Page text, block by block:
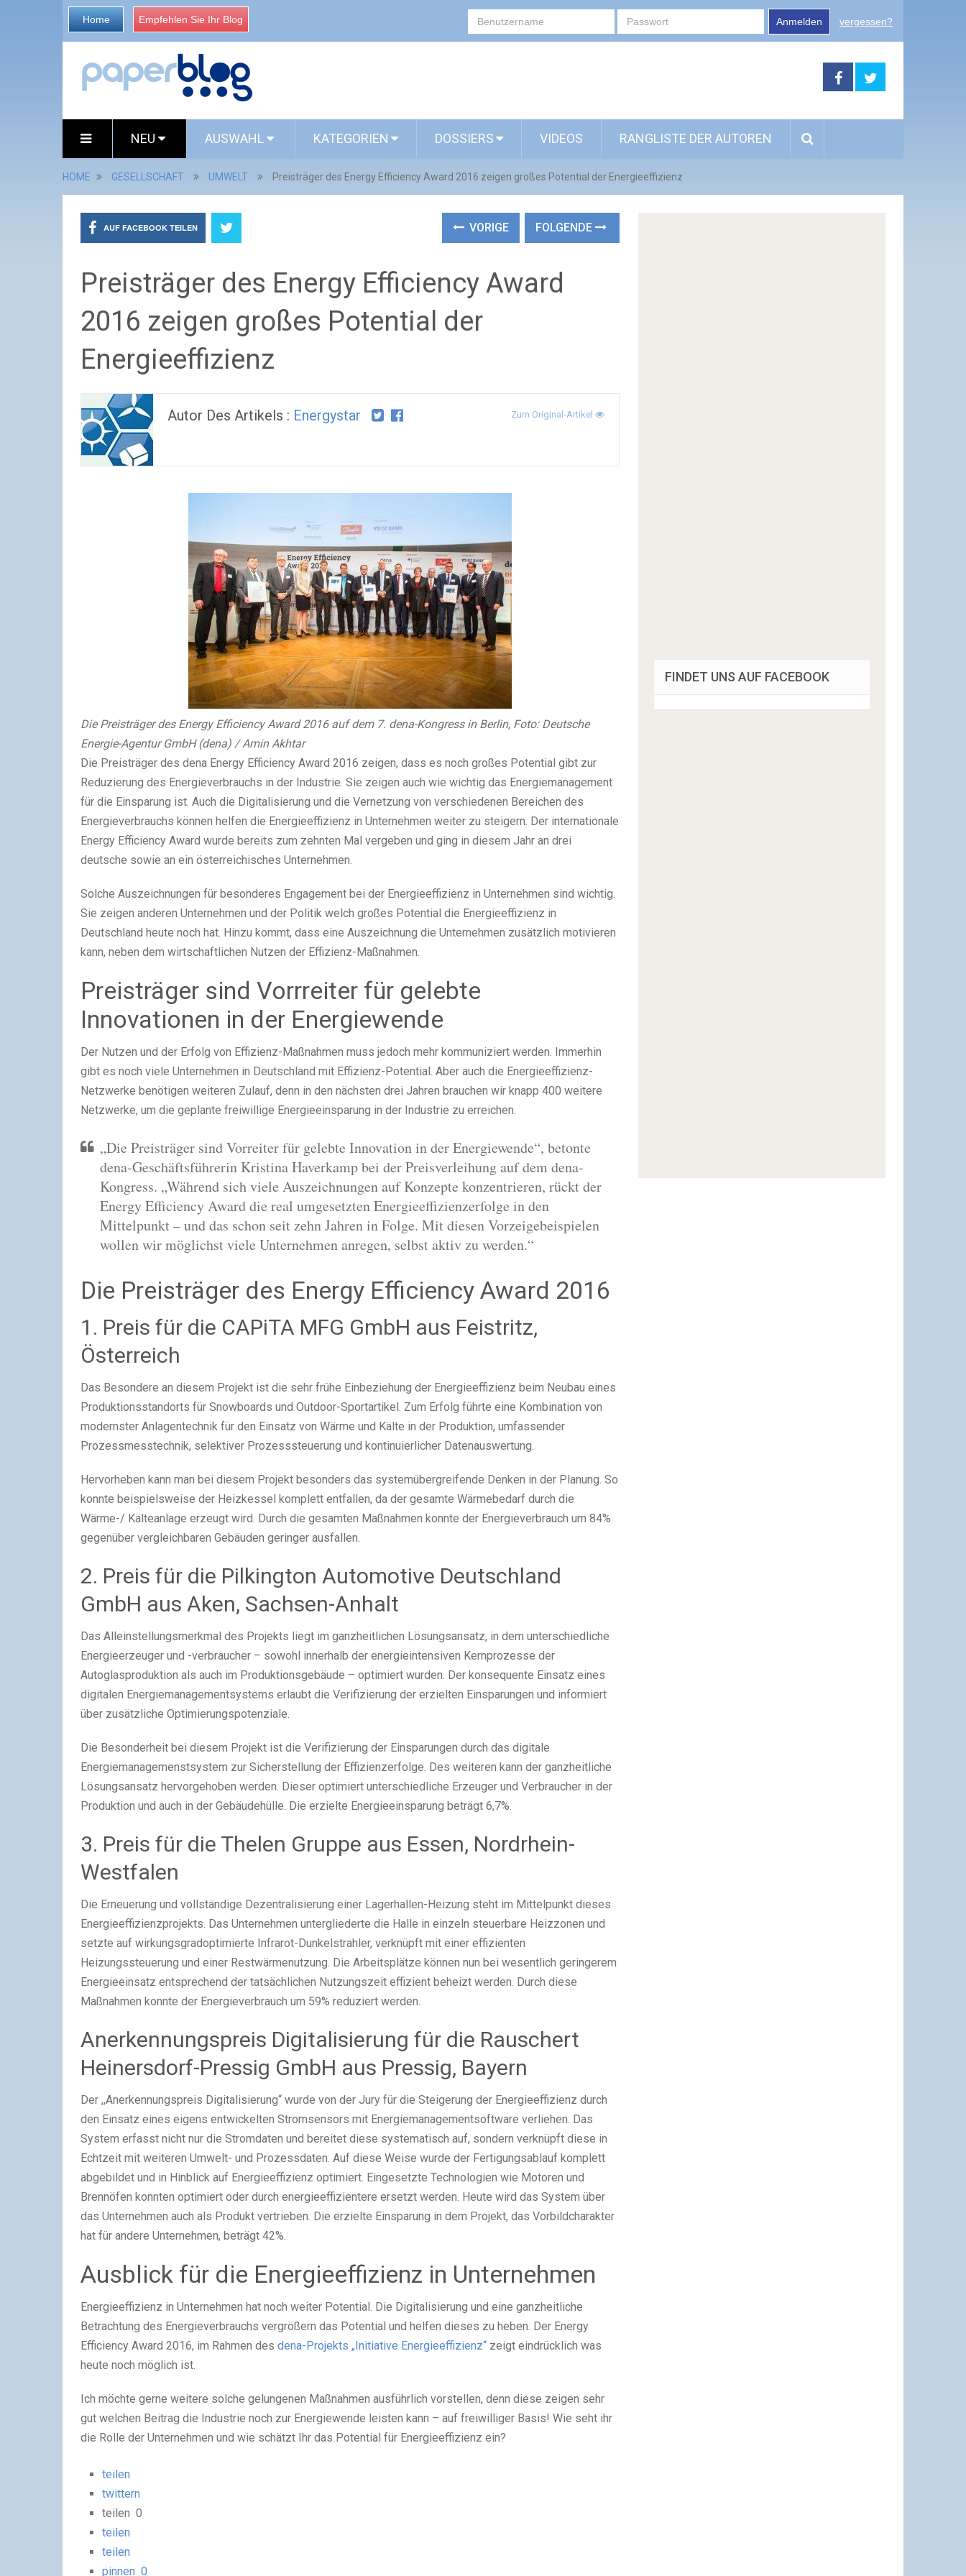
Home Empfehlen Sie Ihr Blog Anmelden vergessen?
NEU AUSWAHL KATEGORIEN DOSSIERS VIDEOS RANGLISTE DER AUTOREN
HOME GESELLSCHAFT UMWELT Preisträger des Energy Efficiency Award 2016 zeigen großes Potential der Energieeffizienz
AUF FACEBOOK TEILEN VORIGE FOLGENDE
Preisträger des Energy Efficiency Award
2016 zeigen großes Potential der
Energieeffizienz
Autor Des Artikels : Energystar Zum Original-Artikel
Die Preisträger des Energy Efficiency Award 2016 auf dem 7. dena-Kongress in Berlin, Foto: Deutsche
Energie-Agentur GmbH (dena) / Amin Akhtar
Die Preisträger des dena Energy Efficiency Award 2016 zeigen, dass es noch großes Potential gibt zur
Reduzierung des Energieverbrauchs in der Industrie. Sie zeigen auch wie wichtig das Energiemanagement
für die Einsparung ist. Auch die Digitalisierung und die Vernetzung von verschiedenen Bereichen des
Energieverbrauchs können helfen die Energieeffizienz in Unternehmen weiter zu steigern. Der internationale
Energy Efficiency Award wurde bereits zum zehnten Mal vergeben und ging in diesem Jahr an drei
deutsche sowie an ein österreichisches Unternehmen.
Solche Auszeichnungen für besonderes Engagement bei der Energieeffizienz in Unternehmen sind wichtig.
Sie zeigen anderen Unternehmen und der Politik welch großes Potential die Energieeffizienz in
Deutschland heute noch hat. Hinzu kommt, dass eine Auszeichnung die Unternehmen zusätzlich motivieren
kann, neben dem wirtschaftlichen Nutzen der Effizienz-Maßnahmen.
Preisträger sind Vorrreiter für gelebte
Innovationen in der Energiewende
Der Nutzen und der Erfolg von Effizienz-Maßnahmen muss jedoch mehr kommuniziert werden. Immerhin
gibt es noch viele Unternehmen in Deutschland mit Effizienz-Potential. Aber auch die Energieeffizienz-
Netzwerke benötigen weiteren Zulauf, denn in den nächsten drei Jahren brauchen wir knapp 400 weitere
Netzwerke, um die geplante freiwillige Energieeinsparung in der Industrie zu erreichen.
„Die Preisträger sind Vorreiter für gelebte Innovation in der Energiewende“, betonte
dena-Geschäftsführerin Kristina Haverkamp bei der Preisverleihung auf dem dena-
Kongress. „Während sich viele Auszeichnungen auf Konzepte konzentrieren, rückt der
Energy Efficiency Award die real umgesetzten Energieeffizienzerfolge in den
Mittelpunkt – und das schon seit zehn Jahren in Folge. Mit diesen Vorzeigebeispielen
wollen wir möglichst viele Unternehmen anregen, selbst aktiv zu werden.“
Die Preisträger des Energy Efficiency Award 2016
1. Preis für die CAPiTA MFG GmbH aus Feistritz,
Österreich
Das Besondere an diesem Projekt ist die sehr frühe Einbeziehung der Energieeffizienz beim Neubau eines
Produktionsstandorts für Snowboards und Outdoor-Sportartikel. Zum Erfolg führte eine Kombination von
modernster Anlagentechnik für den Einsatz von Wärme und Kälte in der Produktion, umfassender
Prozessmesstechnik, selektiver Prozesssteuerung und kontinuierlicher Datenauswertung.
Hervorheben kann man bei diesem Projekt besonders das systemübergreifende Denken in der Planung. So
konnte beispielsweise der Heizkessel komplett entfallen, da der gesamte Wärmebedarf durch die
Wärme-/ Kälteanlage erzeugt wird. Durch die gesamten Maßnahmen konnte der Energieverbrauch um 84%
gegenüber vergleichbaren Gebäuden geringer ausfallen.
2. Preis für die Pilkington Automotive Deutschland
GmbH aus Aken, Sachsen-Anhalt
Das Alleinstellungsmerkmal des Projekts liegt im ganzheitlichen Lösungsansatz, in dem unterschiedliche
Energieerzeuger und -verbraucher – sowohl innerhalb der energieintensiven Kernprozesse der
Autoglasproduktion als auch im Produktionsgebäude – optimiert wurden. Der konsequente Einsatz eines
digitalen Energiemanagementsystems erlaubt die Verifizierung der erzielten Einsparungen und informiert
über zusätzliche Optimierungspotenziale.
Die Besonderheit bei diesem Projekt ist die Verifizierung der Einsparungen durch das digitale
Energiemanagemenstsystem zur Sicherstellung der Effizienzerfolge. Des weiteren kann der ganzheitliche
Lösungsansatz hervorgehoben werden. Dieser optimiert unterschiedliche Erzeuger und Verbraucher in der
Produktion und auch in der Gebäudehülle. Die erzielte Energieeinsparung beträgt 6,7%.
3. Preis für die Thelen Gruppe aus Essen, Nordrhein-
Westfalen
Die Erneuerung und vollständige Dezentralisierung einer Lagerhallen-Heizung steht im Mittelpunkt dieses
Energieeffizienzprojekts. Das Unternehmen untergliederte die Halle in einzeln steuerbare Heizzonen und
setzte auf wirkungsgradoptimierte Infrarot-Dunkelstrahler, verknüpft mit einer effizienten
Heizungssteuerung und einer Restwärmenutzung. Die Arbeitsplätze können nun bei wesentlich geringerem
Energieeinsatz entsprechend der tatsächlichen Nutzungszeit effizient beheizt werden. Durch diese
Maßnahmen konnte der Energieverbrauch um 59% reduziert werden.
Anerkennungspreis Digitalisierung für die Rauschert
Heinersdorf-Pressig GmbH aus Pressig, Bayern
Der ,,Anerkennungspreis Digitalisierung“ wurde von der Jury für die Steigerung der Energieeffizienz durch
den Einsatz eines eigens entwickelten Stromsensors mit Energiemanagementsoftware verliehen. Das
System erfasst nicht nur die Stromdaten und bereitet diese systematisch auf, sondern verknüpft diese in
Echtzeit mit weiteren Umwelt- und Prozessdaten. Auf diese Weise wurde der Fertigungsablauf komplett
abgebildet und in Hinblick auf Energieeffizienz optimiert. Eingesetzte Technologien wie Motoren und
Brennöfen konnten optimiert oder durch energieeffizientere ersetzt werden. Heute wird das System über
das Unternehmen auch als Produkt vertrieben. Die erzielte Einsparung in dem Projekt, das Vorbildcharakter
hat für andere Unternehmen, beträgt 42%.
Ausblick für die Energieeffizienz in Unternehmen
Energieeffizienz in Unternehmen hat noch weiter Potential. Die Digitalisierung und eine ganzheitliche
Betrachtung des Energieverbrauchs vergrößern das Potential und helfen dieses zu heben. Der Energy
Efficiency Award 2016, im Rahmen des dena-Projekts „Initiative Energieeffizienz“ zeigt eindrücklich was
heute noch möglich ist.
Ich möchte gerne weitere solche gelungenen Maßnahmen ausführlich vorstellen, denn diese zeigen sehr
gut welchen Beitrag die Industrie noch zur Energiewende leisten kann – auf freiwilliger Basis! Wie seht ihr
die Rolle der Unternehmen und wie schätzt Ihr das Potential für Energieeffizienz ein?
teilen
twittern
teilen 0
teilen
teilen
pinnen 0
FINDET UNS AUF FACEBOOK